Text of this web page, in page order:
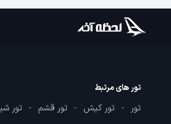
تور های مرتبط
تور - تور کیش - تور قشم - تور